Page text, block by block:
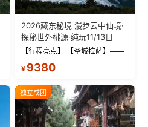
2026藏东秘境 漫步云中仙境·
探秘世外桃源·纯玩11/13日
【行程亮点】 【圣城拉萨】——
带上信心与信仰去西藏，行吟拉
萨，感受这座城与生俱来的与众
城堡寺院于一体的宏伟建筑，是
西藏最完整的古代...
¥ 9380
独立成团